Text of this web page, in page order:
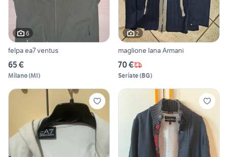
6
felpa ea7 ventus
65 €
Milano(MI)
2
maglione lana Armani
70 €
Seriate(BG)